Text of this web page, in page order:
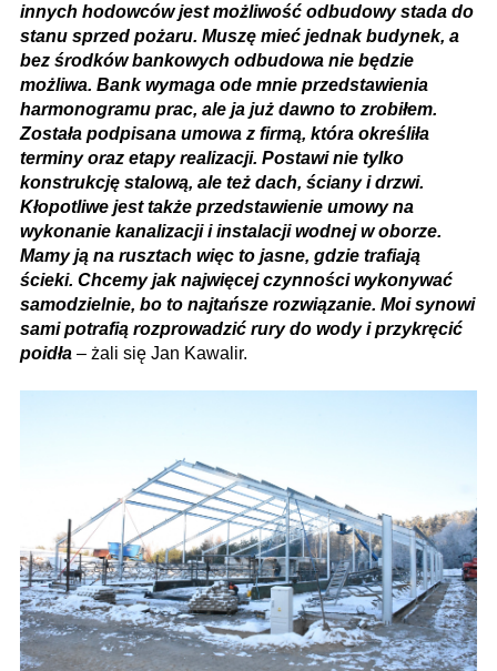
innych hodowców jest możliwość odbudowy stada do
stanu sprzed pożaru. Muszę mieć jednak budynek, a
bez środków bankowych odbudowa nie będzie
możliwa. Bank wymaga ode mnie przedstawienia
harmonogramu prac, ale ja już dawno to zrobiłem.
Została podpisana umowa z firmą, która określiła
terminy oraz etapy realizacji. Postawi nie tylko
konstrukcję stalową, ale też dach, ściany i drzwi.
Kłopotliwe jest także przedstawienie umowy na
wykonanie kanalizacji i instalacji wodnej w oborze.
Mamy ją na rusztach więc to jasne, gdzie trafiają
ścieki. Chcemy jak najwięcej czynności wykonywać
samodzielnie, bo to najtańsze rozwiązanie. Moi synowi
sami potrafią rozprowadzić rury do wody i przykręcić
poidła – żali się Jan Kawalir.